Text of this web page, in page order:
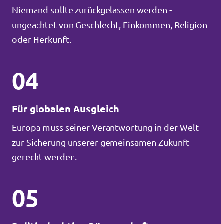
Niemand sollte zurückgelassen werden -
ungeachtet von Geschlecht, Einkommen, Religion
oder Herkunft.
04
Für globalen Ausgleich
Europa muss seiner Verantwortung in der Welt
zur Sicherung unserer gemeinsamen Zukunft
gerecht werden.
05